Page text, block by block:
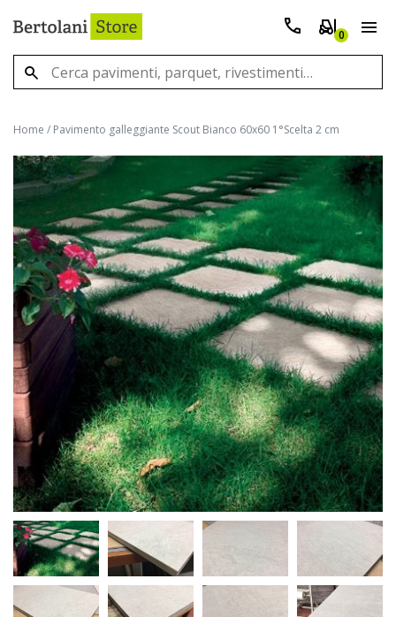
0
Home / Pavimento galleggiante Scout Bianco 60x60 1°Scelta 2 cm